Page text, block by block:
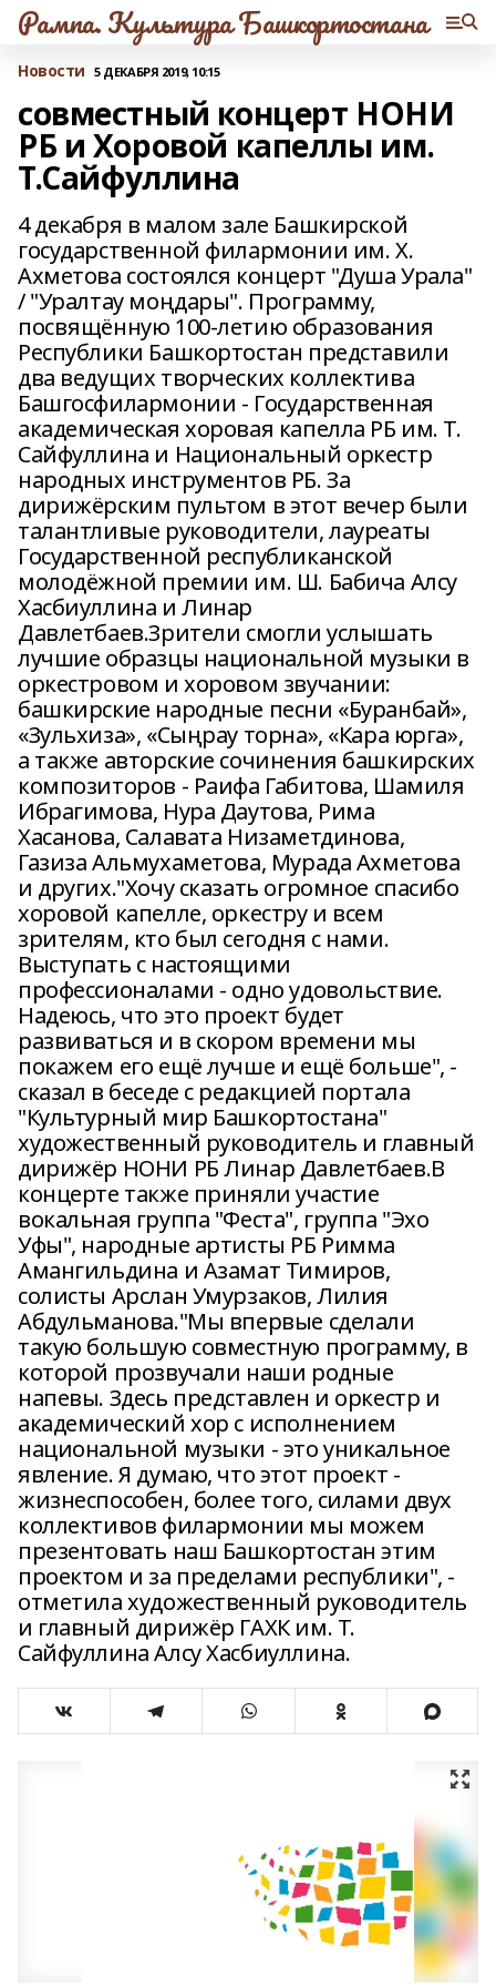
Рампа. Культура Башкортостана
Новости 5 ДЕКАБРЯ 2019, 10:15
совместный концерт НОНИ
РБ и Хоровой капеллы им.
Т.Сайфуллина
4 декабря в малом зале Башкирской
государственной филармонии им. Х.
Ахметова состоялся концерт "Душа Урала"
/ "Уралтау моңдары". Программу,
посвящённую 100-летию образования
Республики Башкортостан представили
два ведущих творческих коллектива
Башгосфилармонии - Государственная
академическая хоровая капелла РБ им. Т.
Сайфуллина и Национальный оркестр
народных инструментов РБ. За
дирижёрским пультом в этот вечер были
талантливые руководители, лауреаты
Государственной республиканской
молодёжной премии им. Ш. Бабича Алсу
Хасбиуллина и Линар
Давлетбаев.Зрители смогли услышать
лучшие образцы национальной музыки в
оркестровом и хоровом звучании:
башкирские народные песни «Буранбай»,
«Зульхиза», «Сыңрау торна», «Кара юрга»,
а также авторские сочинения башкирских
композиторов - Раифа Габитова, Шамиля
Ибрагимова, Нура Даутова, Рима
Хасанова, Салавата Низаметдинова,
Газиза Альмухаметова, Мурада Ахметова
и других."Хочу сказать огромное спасибо
хоровой капелле, оркестру и всем
зрителям, кто был сегодня с нами.
Выступать с настоящими
профессионалами - одно удовольствие.
Надеюсь, что это проект будет
развиваться и в скором времени мы
покажем его ещё лучше и ещё больше", -
сказал в беседе с редакцией портала
"Культурный мир Башкортостана"
художественный руководитель и главный
дирижёр НОНИ РБ Линар Давлетбаев.В
концерте также приняли участие
вокальная группа "Феста", группа "Эхо
Уфы", народные артисты РБ Римма
Амангильдина и Азамат Тимиров,
солисты Арслан Умурзаков, Лилия
Абдульманова."Мы впервые сделали
такую большую совместную программу, в
которой прозвучали наши родные
напевы. Здесь представлен и оркестр и
академический хор с исполнением
национальной музыки - это уникальное
явление. Я думаю, что этот проект -
жизнеспособен, более того, силами двух
коллективов филармонии мы можем
презентовать наш Башкортостан этим
проектом и за пределами республики", -
отметила художественный руководитель
и главный дирижёр ГАХК им. Т.
Сайфуллина Алсу Хасбиуллина.